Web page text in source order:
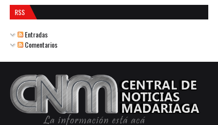
RSS
Entradas
Comentarios